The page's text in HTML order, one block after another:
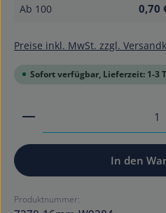
Ab 100 0,70
Preise inkl. MwSt. zzgl.
Sofort verfügbar, Lieferzeit: 1-3
Produkt Anzahl: Gib
In den
Produktnummer: